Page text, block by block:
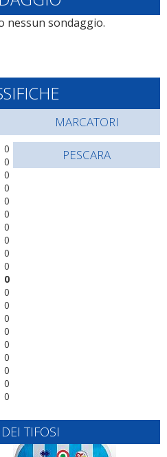
nessun sondaggio.
0
0
0
0
0
0
0
0
0
0
0
0
0
0
0
0
0
0
0
0
MARCATORI
PESCARA
TIFOSI